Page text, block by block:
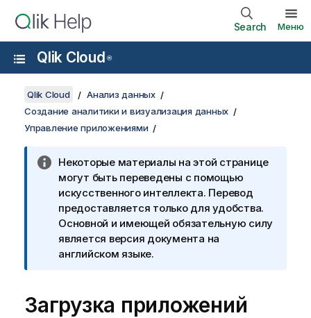
Search Меню
Qlik Cloud ®
Qlik Cloud
Анализ данных
Создание аналитики и визуализация данных
Управление приложениями
Некоторые материалы на этой странице
могут быть переведены с помощью
искусственного интеллекта. Перевод
предоставляется только для удобства.
Основной и имеющей обязательную силу
является версия документа на
английском языке.
Загрузка приложений